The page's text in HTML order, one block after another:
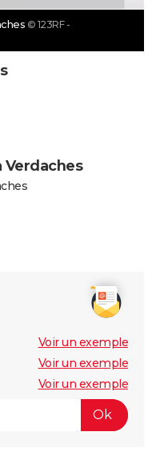
© 123RF -
Verdaches
Voir un exemple
Voir un exemple
Voir un exemple